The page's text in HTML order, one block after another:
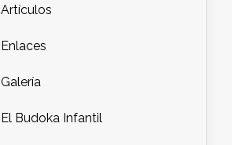
Artículos
Enlaces
Galería
El Budoka Infantil